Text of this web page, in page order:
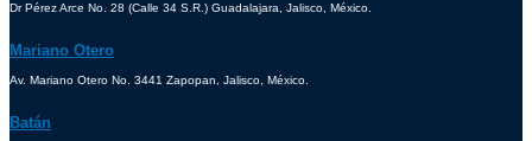
Dr Pérez Arce No. 28 (Calle 34 S.R.) Guadalajara, Jalisco, México.
Mariano Otero
Av. Mariano Otero No. 3441 Zapopan, Jalisco, México.
Batán